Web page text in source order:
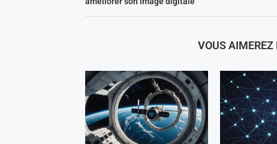
VOUS AIMEREZ